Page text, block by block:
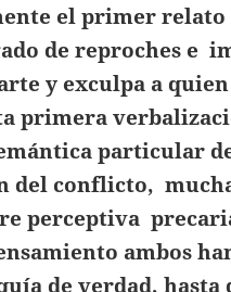
el primer
de reproches e
y exculpa a
primera
particular
del conflicto,
perceptiva
ambos
de verdad, hasta